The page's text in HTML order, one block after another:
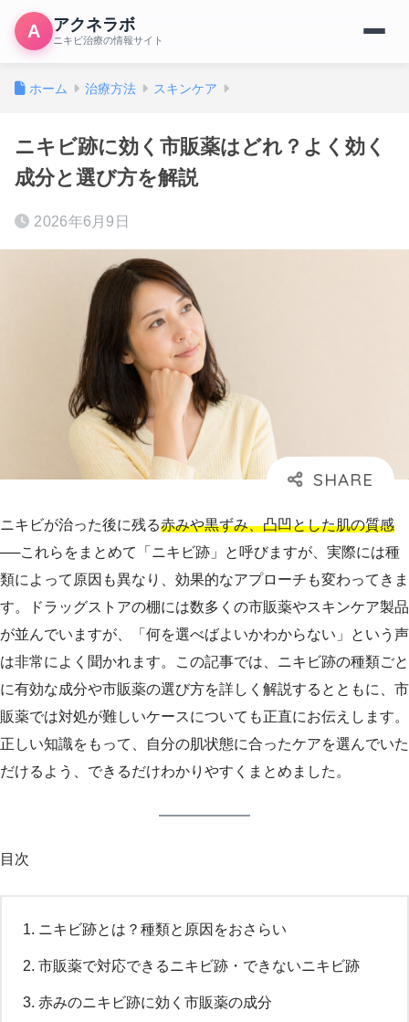
A アクネラボ
ニキビ治療の情報サイト
ホーム 治療方法 スキンケア
ニキビ跡に効く市販薬はどれ？よく効く
成分と選び方を解説
2026年6月9日
ニキビが治った後に残る赤みや黒ずみ、凸凹とした肌の質感
──これらをまとめて「ニキビ跡」と呼びますが、実際には種
類によって原因も異なり、効果的なアプローチも変わってきま
す。ドラッグストアの棚には数多くの市販薬やスキンケア製品
が並んでいますが、「何を選べばよいかわからない」という声
は非常によく聞かれます。この記事では、ニキビ跡の種類ごと
に有効な成分や市販薬の選び方を詳しく解説するとともに、市
販薬では対処が難しいケースについても正直にお伝えします。
正しい知識をもって、自分の肌状態に合ったケアを選んでいた
だけるよう、できるだけわかりやすくまとめました。
目次
ニキビ跡とは？種類と原因をおさらい
市販薬で対応できるニキビ跡・できないニキビ跡
赤みのニキビ跡に効く市販薬の成分